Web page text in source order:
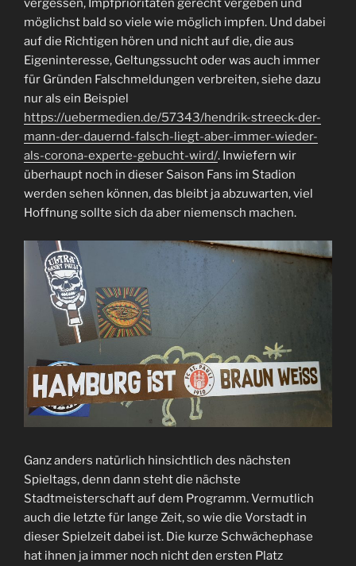
vergessen, Impfprioritäten gerecht vergeben und
möglichst bald so viele wie möglich impfen. Und dabei
auf die Richtigen hören und nicht auf die, die aus
Eigeninteresse, Geltungssucht oder was auch immer
für Gründen Falschmeldungen verbreiten, siehe dazu
nur als ein Beispiel
https://uebermedien.de/57343/hendrik-streeck-der-
mann-der-dauernd-falsch-liegt-aber-immer-wieder-
als-corona-experte-gebucht-wird/. Inwiefern wir
überhaupt noch in dieser Saison Fans im Stadion
werden sehen können, das bleibt ja abzuwarten, viel
Hoffnung sollte sich da aber niemensch machen.
Ganz anders natürlich hinsichtlich des nächsten
Spieltags, denn dann steht die nächste
Stadtmeisterschaft auf dem Programm. Vermutlich
auch die letzte für lange Zeit, so wie die Vorstadt in
dieser Spielzeit dabei ist. Die kurze Schwächephase
hat ihnen ja immer noch nicht den ersten Platz